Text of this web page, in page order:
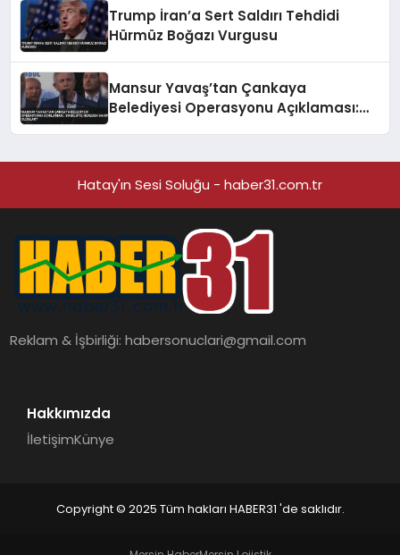
Trump İran’a Sert Saldırı Tehdidi
Hürmüz Boğazı Vurgusu
Mansur Yavaş’tan Çankaya
Belediyesi Operasyonu Açıklaması:
Hatay'ın Sesi Soluğu - haber31.com.tr
Reklam & İşbirliği:habersonuclari@gmail.com
Hakkımızda
İletişimKünye
Copyright © 2025 Tüm hakları HABER31 'de saklıdır.